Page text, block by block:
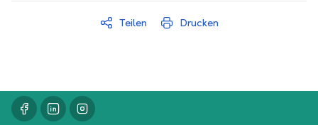
Teilen Drucken